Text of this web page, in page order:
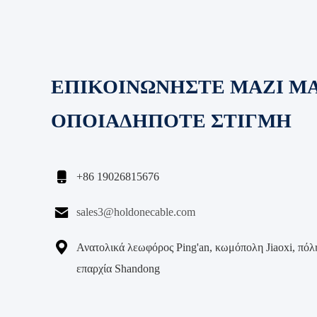
ΕΠΙΚΟΙΝΩΝΗΣΤΕ ΜΑΖΙ
ΟΠΟΙΑΔΗΠΟΤΕ ΣΤΙΓΜΗ
 +86 19026815676
 sales3@holdonecable.com

Ανατολικά λεωφόρος Ping'an, κωμόπολη Jiaoxi,
επαρχία Shandong